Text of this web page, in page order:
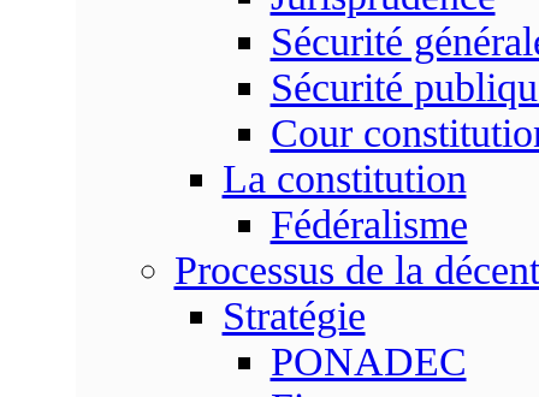
Sécurité
Sécurité
Cour
La constitution
Fédéralisme
Processus de la
Stratégie
PONADEC